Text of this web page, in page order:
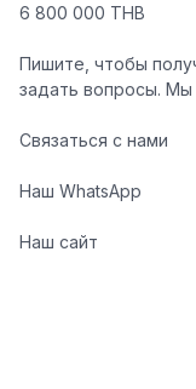
6 800 000 THB
Пишите, чтобы
задать вопросы. Мы
Связаться с нами
Наш WhatsApp
Наш сайт